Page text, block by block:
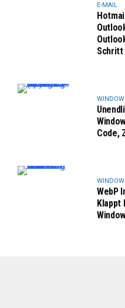
E-MAIL
Schritt
Code,
WebP
Klappt